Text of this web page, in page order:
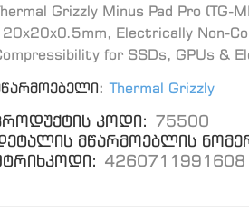
Grizzly Minus Pad Pro
Electrically Non-
for SSDs, GPUs &
Thermal Grizzly
კოდი: 75500
მწარმოებლის
4260711991608